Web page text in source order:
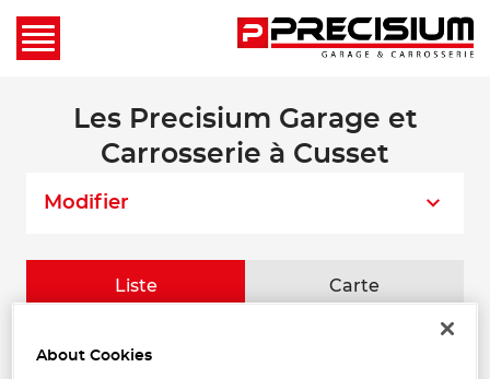
Les Precisium Garage et
Carrosserie à Cusset
Modifier
Liste Carte
Il n'y a aucun Precisium Garage et
About Cookies